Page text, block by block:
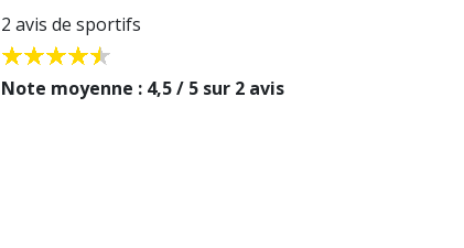
2 avis de sportifs
Note moyenne : 4,5 / 5 sur 2 avis